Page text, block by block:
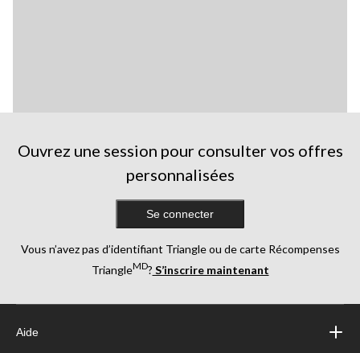
Ouvrez une session pour consulter vos offres
personnalisées
Se connecter
Vous n’avez pas d’identifiant Triangle ou de carte Récompenses
TriangleMD? S’inscrire maintenant
Aide